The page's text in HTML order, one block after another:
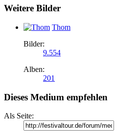
Weitere Bilder
Thom
Bilder:
9.554
Alben:
201
Dieses Medium empfehlen
Als Seite: